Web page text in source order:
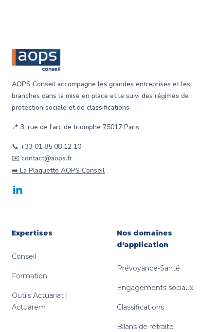
AOPS Conseil accompagne les grandes entreprises et les
branches dans la mise en place et le suivi des régimes de
protection sociale et de classifications
📍 3, rue de l‘arc de triomphe 75017 Paris
📞 +33 01 85 08 12 10
✉️ contact@aops.fr
➡️ La Plaquette AOPS Conseil
LinkedIn
Expertises
Conseil
Formation
Outils Actuariat |
Actuarem
Nos domaines
d‘application
Prévoyance-Santé
Engagements sociaux
Classifications
Bilans de retraite